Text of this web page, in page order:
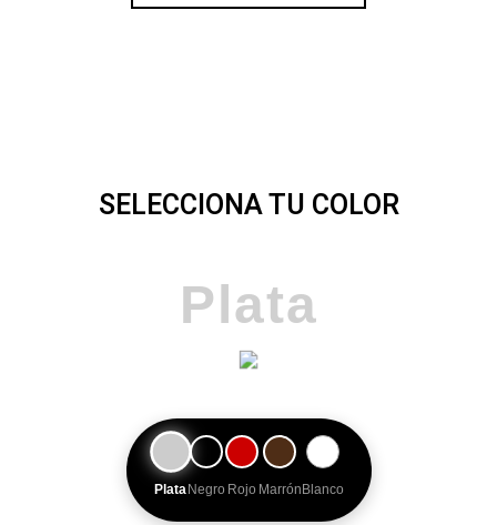
SELECCIONA TU COLOR
Plata
Plata Negro Rojo Marrón Blanco